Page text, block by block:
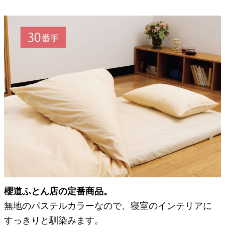
櫻道ふとん店の定番商品。
無地のパステルカラーなので、寝室のインテリアに
すっきりと馴染みます。